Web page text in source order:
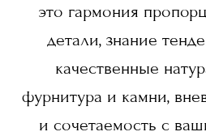
это гармония
детали, знание
качественные
фурнитура и камни,
и сочетаемость с